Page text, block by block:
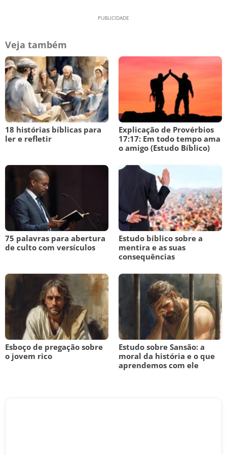
Veja também
18 histórias bíblicas para
ler e refletir
Explicação de Provérbios
17:17: Em todo tempo ama
o amigo (Estudo Bíblico)
75 palavras para abertura
de culto com versículos
Estudo bíblico sobre a
mentira e as suas
consequências
Esboço de pregação sobre
o jovem rico
Estudo sobre Sansão: a
moral da história e o que
aprendemos com ele